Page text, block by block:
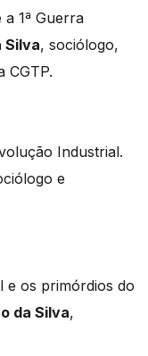
1ª Guerra
Silva, sociólogo,
CGTP.
Industrial.
e
e os primórdios do
da Silva,